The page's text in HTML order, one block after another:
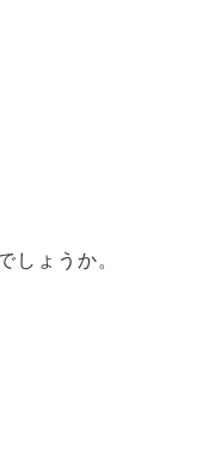
しょうか。